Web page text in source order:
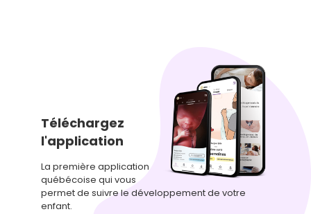
Téléchargez
l'application
La première application
québécoise qui vous
permet de suivre le développement de votre
enfant.